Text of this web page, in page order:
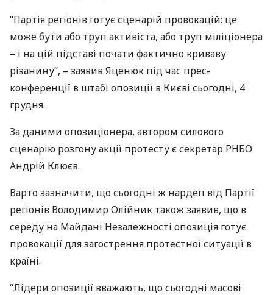
“Партія регіонів готує сценарій провокацій: це
може бути або труп активіста, або труп міліціонера
– і на цій підставі почати фактично криваву
різанину”, – заявив Яценюк під час прес-
конференції в штабі опозиції в Києві сьогодні, 4
грудня.
За даними опозиціонера, автором силового
сценарію розгону акції протесту є секретар РНБО
Андрій Клюєв.
Варто зазначити, що сьогодні ж нардеп від Партії
регіонів Володимир Олійник також заявив, що в
середу на Майдані Незалежності опозиція готує
провокації для загострення протестної ситуації в
країні.
“Лідери опозиції вважають, що сьогодні масові